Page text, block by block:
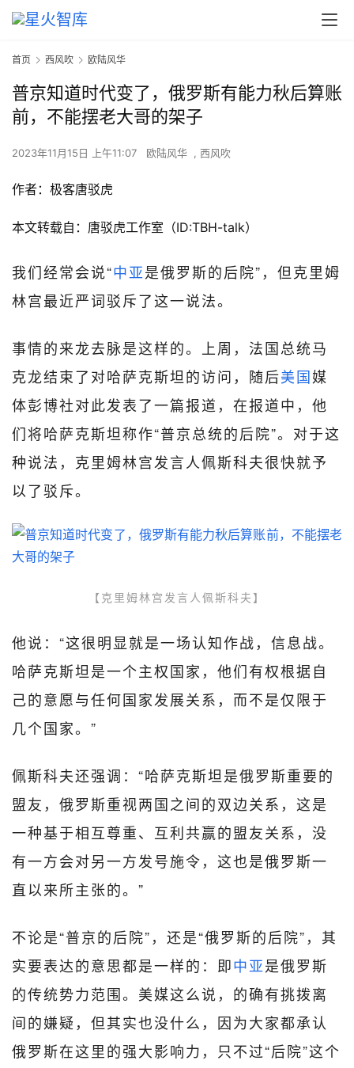
首页 西风吹 欧陆风华
普京知道时代变了，俄罗斯有能力秋后算账
前，不能摆老大哥的架子
2023年11月15日 上午11:07 欧陆风华 , 西风吹
作者： 极客唐驳虎
本文转载自：唐驳虎工作室（ID:TBH-talk）
我们经常会说“中亚是俄罗斯的后院”，但克里姆
林宫最近严词驳斥了这一说法。
事情的来龙去脉是这样的。上周，法国总统马
克龙结束了对哈萨克斯坦的访问，随后美国媒
体彭博社对此发表了一篇报道，在报道中，他
们将哈萨克斯坦称作“普京总统的后院”。对于这
种说法，克里姆林宫发言人佩斯科夫很快就予
以了驳斥。
【克里姆林宫发言人佩斯科夫】
他说：“这很明显就是一场认知作战，信息战。
哈萨克斯坦是一个主权国家，他们有权根据自
己的意愿与任何国家发展关系，而不是仅限于
几个国家。”
佩斯科夫还强调：“哈萨克斯坦是俄罗斯重要的
盟友，俄罗斯重视两国之间的双边关系，这是
一种基于相互尊重、互利共赢的盟友关系，没
有一方会对另一方发号施令，这也是俄罗斯一
直以来所主张的。”
不论是“普京的后院”，还是“俄罗斯的后院”，其
实要表达的意思都是一样的：即中亚是俄罗斯
的传统势力范围。美媒这么说，的确有挑拨离
间的嫌疑，但其实也没什么，因为大家都承认
俄罗斯在这里的强大影响力，只不过“后院”这个